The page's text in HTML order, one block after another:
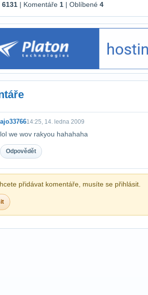
6131 | Komentáře 1 | Oblíbené 4
ajo3376614:25, 14. ledna 2009
lol we wov rakyou hahahaha
Odpovědět
přidávat komentáře, musíte se přihlásit.